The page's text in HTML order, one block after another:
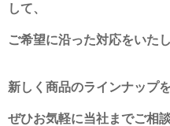
して、
ご希望に沿った対応をいたし
新しく商品のラインナップ
ぜひお気軽に当社までご相談